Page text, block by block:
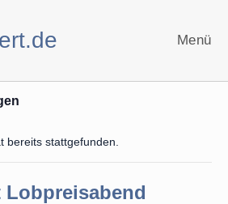
Menü
bereits stattgefunden.